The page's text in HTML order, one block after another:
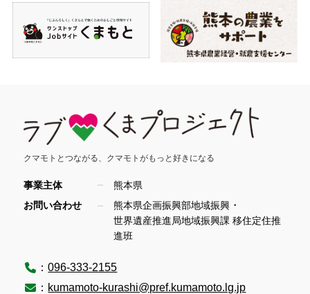
クマモトとつながる、 クマモトがもっと好きになる
事業主体
熊本県
お問い合わせ
熊本県企画振興部地域振興 ・
世界遺産推進局地域振興課 移住定住推
進班
：096-333-2155
： kumamoto-kurashi@pref.kumamoto.lg.jp